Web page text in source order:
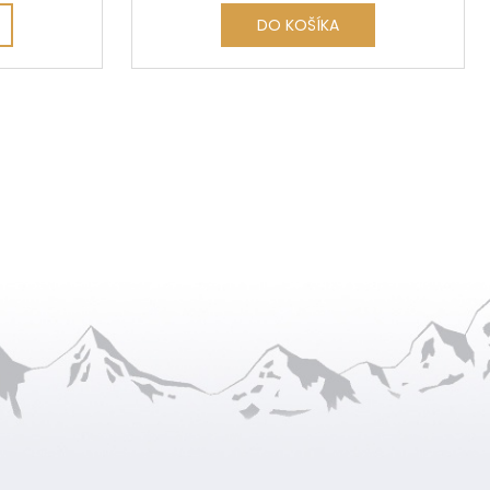
DO KOŠÍKA